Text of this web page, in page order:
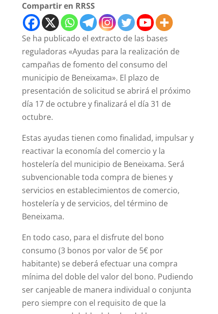
Compartir en RRSS
Se ha publicado el extracto de las bases
reguladoras «Ayudas para la realización de
campañas de fomento del consumo del
municipio de Beneixama». El plazo de
presentación de solicitud se abrirá el próximo
día 17 de octubre y finalizará el día 31 de
octubre.
Estas ayudas tienen como finalidad, impulsar y
reactivar la economía del comercio y la
hostelería del municipio de Beneixama. Será
subvencionable toda compra de bienes y
servicios en establecimientos de comercio,
hostelería y de servicios, del término de
Beneixama.
En todo caso, para el disfrute del bono
consumo (3 bonos por valor de 5€ por
habitante) se deberá efectuar una compra
mínima del doble del valor del bono. Pudiendo
ser canjeable de manera individual o conjunta
pero siempre con el requisito de que la